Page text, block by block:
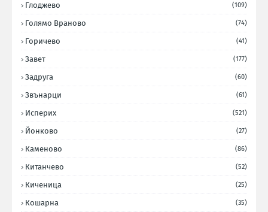
Глоджево (109)
Голямо Враново (74)
Горичево (41)
Завет (177)
Задруга (60)
Звънарци (61)
Исперих (521)
Йонково (27)
Каменово (86)
Китанчево (52)
Киченица (25)
Кошарна (35)